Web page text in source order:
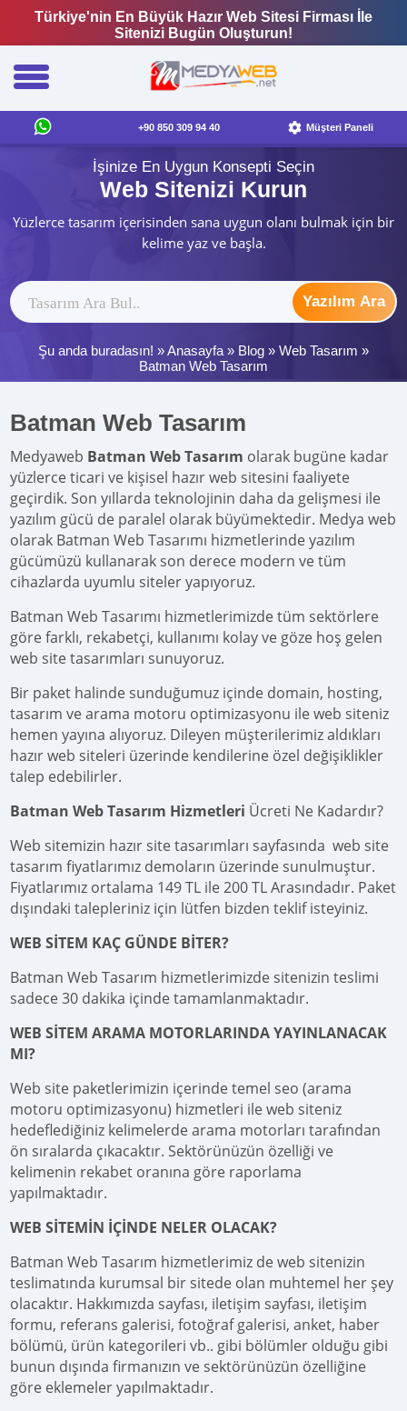
Türkiye'nin En Büyük Hazır Web Sitesi Firması İle
Sitenizi Bugün Oluşturun!
+90 850 309 94 40 Müşteri Paneli
İşinize En Uygun Konsepti Seçin
Web Sitenizi Kurun
Yüzlerce tasarım içerisinden sana uygun olanı bulmak için bir
kelime yaz ve başla.
Yazılım Ara
Şu anda buradasın! »Anasayfa » Blog » Web Tasarım »
Batman Web Tasarım
Batman Web Tasarım
Medyaweb Batman Web Tasarım olarak bugüne kadar
yüzlerce ticari ve kişisel hazır web sitesini faaliyete
geçirdik. Son yıllarda teknolojinin daha da gelişmesi ile
yazılım gücü de paralel olarak büyümektedir. Medya web
olarak Batman Web Tasarımı hizmetlerinde yazılım
gücümüzü kullanarak son derece modern ve tüm
cihazlarda uyumlu siteler yapıyoruz.
Batman Web Tasarımı hizmetlerimizde tüm sektörlere
göre farklı, rekabetçi, kullanımı kolay ve göze hoş gelen
web site tasarımları sunuyoruz.
Bir paket halinde sunduğumuz içinde domain, hosting,
tasarım ve arama motoru optimizasyonu ile web siteniz
hemen yayına alıyoruz. Dileyen müşterilerimiz aldıkları
hazır web siteleri üzerinde kendilerine özel değişiklikler
talep edebilirler.
Batman Web Tasarım Hizmetleri Ücreti Ne Kadardır?
Web sitemizin hazır site tasarımları sayfasında web site
tasarım fiyatlarımız demoların üzerinde sunulmuştur.
Fiyatlarımız ortalama 149 TL ile 200 TL Arasındadır. Paket
dışındaki talepleriniz için lütfen bizden teklif isteyiniz.
WEB SİTEM KAÇ GÜNDE BİTER?
Batman Web Tasarım hizmetlerimizde sitenizin teslimi
sadece 30 dakika içinde tamamlanmaktadır.
WEB SİTEM ARAMA MOTORLARINDA YAYINLANACAK
MI?
Web site paketlerimizin içerinde temel seo (arama
motoru optimizasyonu) hizmetleri ile web siteniz
hedeflediğiniz kelimelerde arama motorları tarafından
ön sıralarda çıkacaktır. Sektörünüzün özelliği ve
kelimenin rekabet oranına göre raporlama
yapılmaktadır.
WEB SİTEMİN İÇİNDE NELER OLACAK?
Batman Web Tasarım hizmetlerimiz de web sitenizin
teslimatında kurumsal bir sitede olan muhtemel her şey
olacaktır. Hakkımızda sayfası, iletişim sayfası, iletişim
formu, referans galerisi, fotoğraf galerisi, anket, haber
bölümü, ürün kategorileri vb.. gibi bölümler olduğu gibi
bunun dışında firmanızın ve sektörünüzün özelliğine
göre eklemeler yapılmaktadır.